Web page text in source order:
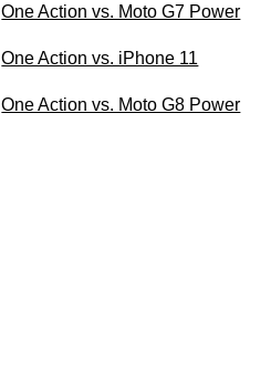
One Action vs. Moto G7 Power
One Action vs. iPhone 11
One Action vs. Moto G8 Power